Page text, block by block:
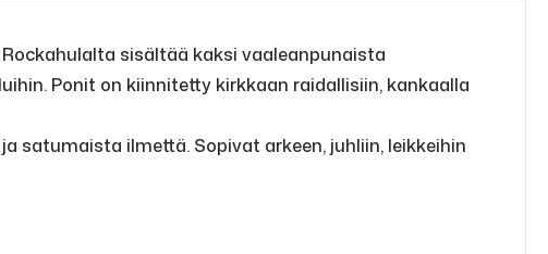
sisältää kaksi vaaleanpunaista
Ponit on kiinnitetty kirkkaan raidallisiin, kankaalla
satumaista ilmettä. Sopivat arkeen, juhliin, leikkeihin